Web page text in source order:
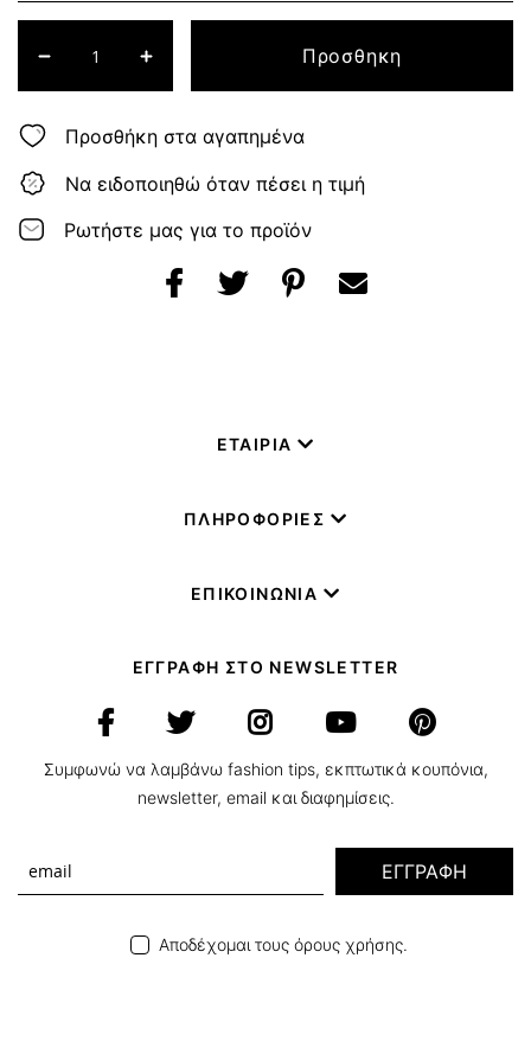
Προσθηκη
Προσθήκη στα αγαπημένα
Να ειδοποιηθώ όταν πέσει η τιμή
Ρωτήστε μας για το προϊόν
ΕΤΑΙΡΙΑ
ΠΛΗΡΟΦΟΡΙΕΣ
ΕΠΙΚΟΙΝΩΝΙΑ
ΕΓΓΡΑΦΗ ΣΤΟ NEWSLETTER
Συμφωνώ να λαμβάνω fashion tips, εκπτωτικά κουπόνια,
newsletter, email και διαφημίσεις.
ΕΓΓΡΑΦΗ
Αποδέχομαι τους όρους χρήσης.